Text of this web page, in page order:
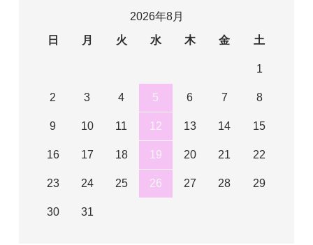
2026年8月
日
月 火 水 木 金 土
1
2 3 4 5 6 7 8
9 10 11 12 13 14 15
16 17 18 19 20 21 22
23 24 25 26 27 28 29
30 31